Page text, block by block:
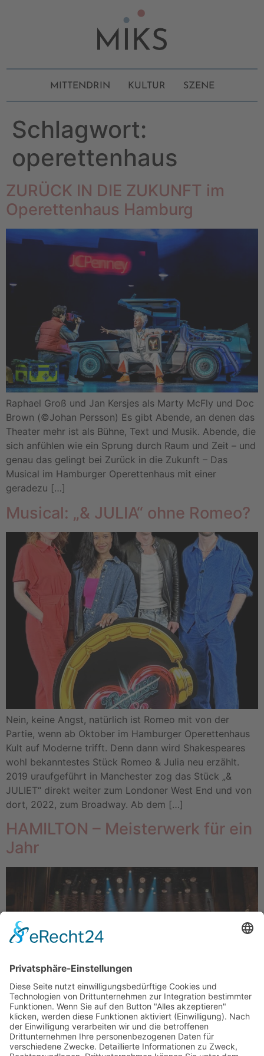
MITTENDRIN KULTUR SZENE
Schlagwort:
operettenhaus
ZURÜCK IN DIE ZUKUNFT im
Operettenhaus Hamburg
Raphael Groß und Jan Kersjes als Marty McFly und Doc
Brown (©Johan Persson) Es gibt Abende, an denen das
Theater mehr ist als Bühne, Text und Musik. Abende, die
sich anfühlen wie ein Sprung durch Raum und Zeit – und
genau das gelingt bei Zurück in die Zukunft – Das
Musical im Hamburger Operettenhaus mit einer
geradezu […]
Musical: „& JULIA“ ohne Romeo?
Nein, keine Angst, natürlich ist Romeo mit von der
Partie, wenn ab Oktober im Hamburger Operettenhaus
Kult auf Moderne trifft. Denn dann wird Shakespeares
wohl bekanntestes Stück Romeo & Julia neu erzählt.
2019 uraufgeführt in Manchester zog das Stück „&
JULIET“ direkt weiter zum Londoner West End und von
dort, 2022, zum Broadway. Ab dem […]
HAMILTON – Meisterwerk für ein
Jahr
HAMILTON – seit Herbst 2022 im Hamburger